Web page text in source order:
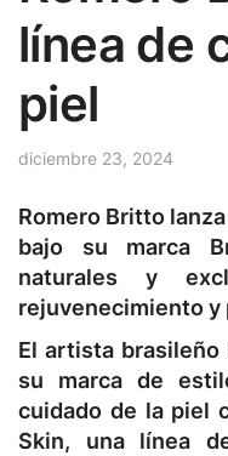
línea de
piel
diciembre 23, 2024
Romero Britto
bajo su marca
naturales y
rejuvenecimiento y
El artista brasileño
su marca de
cuidado de la piel
Skin, una línea